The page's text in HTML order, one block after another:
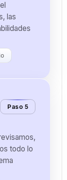
las
Paso 5
todo lo